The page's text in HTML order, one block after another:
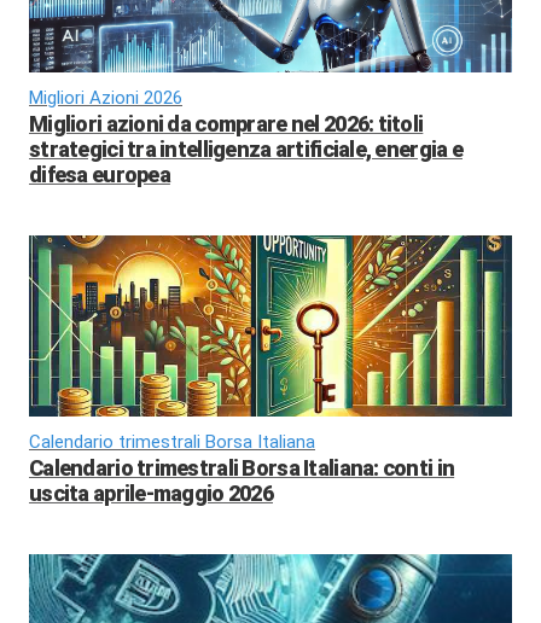
Migliori Azioni 2026
Migliori azioni da comprare nel 2026: titoli
strategici tra intelligenza artificiale, energia e
difesa europea
Calendario trimestrali Borsa Italiana
Calendario trimestrali Borsa Italiana: conti in
uscita aprile-maggio 2026